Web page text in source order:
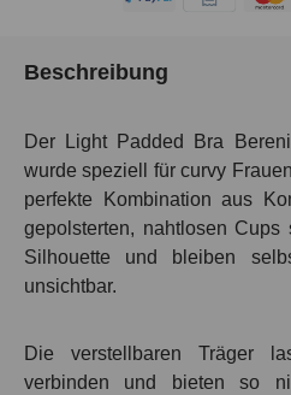
Beschreibung
Der Light Padded Bra
wurde speziell für curvy
perfekte Kombination aus
gepolsterten, nahtlosen
Silhouette und bleiben
unsichtbar.
Die verstellbaren Träger
verbinden und bieten so